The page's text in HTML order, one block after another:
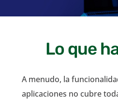
Lo que
A menudo, la
aplicaciones no cubre